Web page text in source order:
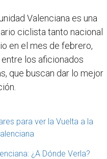
Valenciana es una
ciclista tanto nacional
en el mes de febrero,
los aficionados
que buscan dar lo mejor
para ver la Vuelta a la
¿A Dónde Verla?